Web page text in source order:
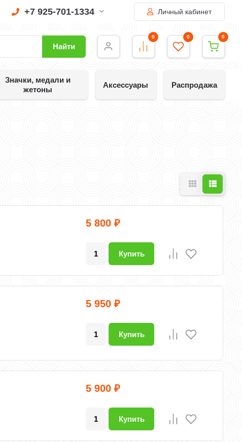
+7 925-701-1334 Личный кабинет
Найти
0 0 0
Значки, медали и
жетоны
Аксессуары Распродажа
5 800₽
Купить
5 950₽
Купить
5 900₽
Купить